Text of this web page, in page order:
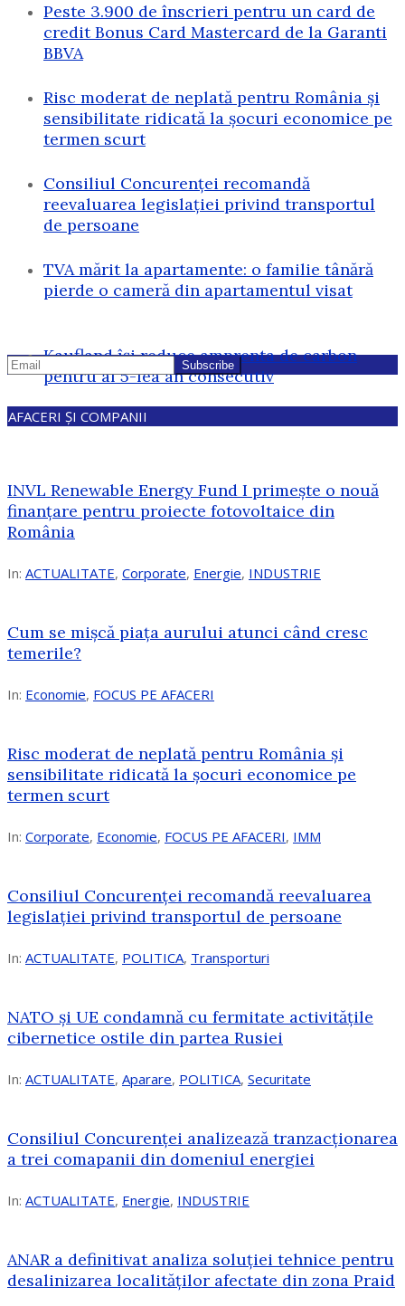
Peste 3.900 de înscrieri pentru un card de
credit Bonus Card Mastercard de la Garanti
BBVA
Risc moderat de neplată pentru România și
sensibilitate ridicată la șocuri economice pe
termen scurt
Consiliul Concurenței recomandă
reevaluarea legislației privind transportul
de persoane
TVA mărit la apartamente: o familie tânără
pierde o cameră din apartamentul visat
Kaufland își reduce amprenta de carbon
pentru al 5-lea an consecutiv
AFACERI ȘI COMPANII
INVL Renewable Energy Fund I primește o nouă
finanțare pentru proiecte fotovoltaice din
România
In: ACTUALITATE, Corporate, Energie, INDUSTRIE
Cum se mișcă piața aurului atunci când cresc
temerile?
In: Economie, FOCUS PE AFACERI
Risc moderat de neplată pentru România și
sensibilitate ridicată la șocuri economice pe
termen scurt
In: Corporate, Economie, FOCUS PE AFACERI, IMM
Consiliul Concurenței recomandă reevaluarea
legislației privind transportul de persoane
In: ACTUALITATE, POLITICA, Transporturi
NATO și UE condamnă cu fermitate activitățile
cibernetice ostile din partea Rusiei
In: ACTUALITATE, Aparare, POLITICA, Securitate
Consiliul Concurenţei analizează tranzacționarea
a trei comapanii din domeniul energiei
In: ACTUALITATE, Energie, INDUSTRIE
ANAR a definitivat analiza soluției tehnice pentru
desalinizarea localităților afectate din zona Praid